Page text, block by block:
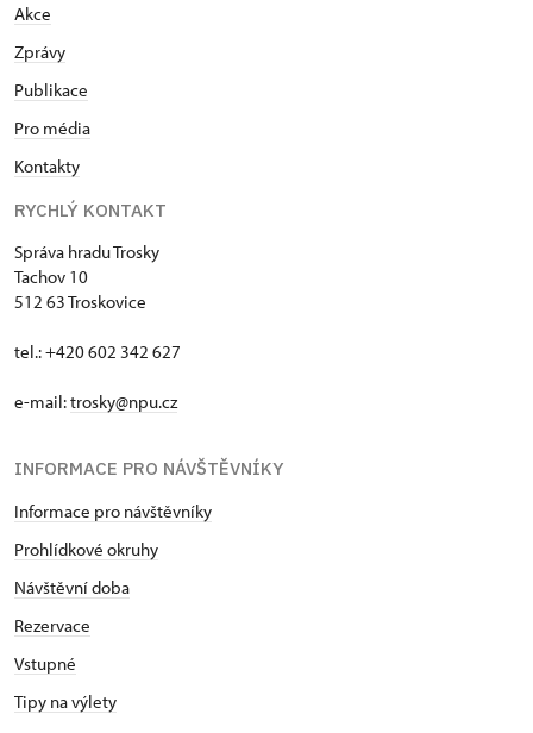
Akce
Zprávy
Publikace
Pro média
Kontakty
RYCHLÝ KONTAKT
Správa hradu Trosky
Tachov 10
512 63 Troskovice
tel.: +420 602 342 627
e-mail:trosky@npu.cz
INFORMACE PRO NÁVŠTĚVNÍKY
Informace pro návštěvníky
Prohlídkové okruhy
Návštěvní doba
Rezervace
Vstupné
Tipy na výlety